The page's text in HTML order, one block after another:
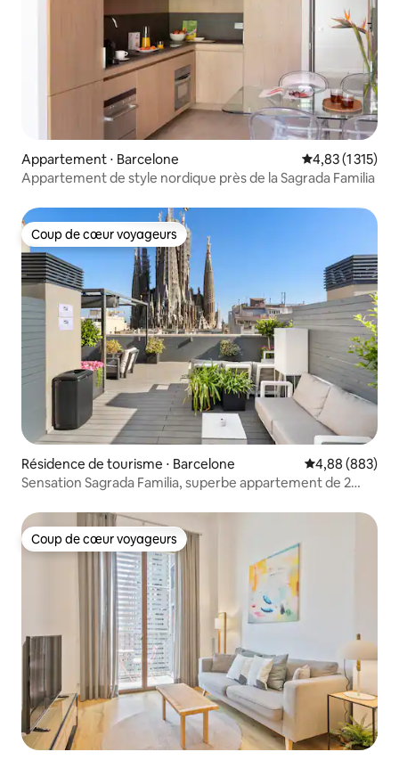
Appartement ⋅ Barcelone Évaluation
4,83 (1 315)
Appartement de style nordique près de la Sagrada Familia
Coup de cœur voyageurs
Coup de cœur voyageurs
Résidence de tourisme ⋅ Barcelone Évaluation
4,88 (883)
Sensation Sagrada Familia, superbe appartement de 2
Coup de cœur voyageurs
Coup de cœur voyageurs